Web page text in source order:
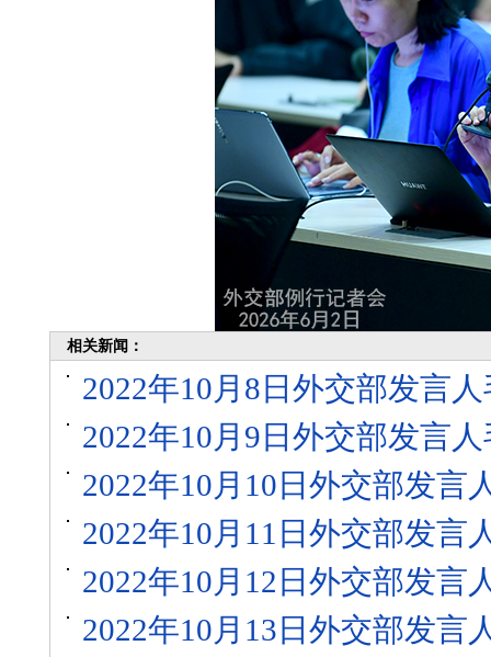
相关新闻：
2022年10月8日外交部发言
2022年10月9日外交部发言
2022年10月10日外交部发言
2022年10月11日外交部发言
2022年10月12日外交部发言
2022年10月13日外交部发言